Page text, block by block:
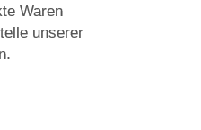
Waren
unserer